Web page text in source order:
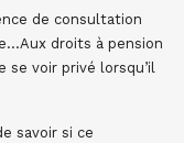
de consultation
droits à pension
voir privé lorsqu’il
savoir si ce